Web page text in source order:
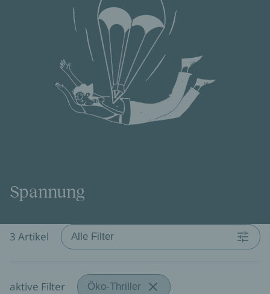
Spannung
3 Artikel Alle Filter
aktive Filter Öko-Thriller